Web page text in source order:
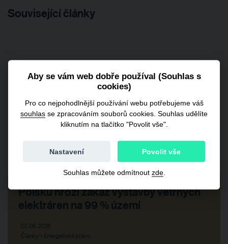
Související články
Polsku hrozí zákaz výstavby větrných
elektráren na 99 % území
07. 06. 2016
Články > Energetické právo
Aby se vám web dobře používal (Souhlas s
cookies)
Pro co nejpohodlnější používání webu potřebujeme váš
souhlas se zpracováním souborů cookies. Souhlas udělíte
kliknutím na tlačítko "Povolit vše".
Povolit vše
Nastavení
Souhlas můžete odmítnout zde.